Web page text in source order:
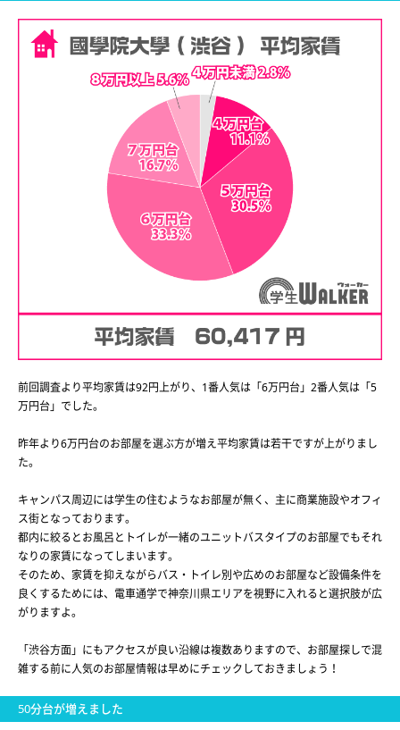
前回調査より平均家賃は92円上がり、1番人気は「6万円台」2番人気は「5
万円台」でした。
昨年より6万円台のお部屋を選ぶ方が増え平均家賃は若干ですが上がりまし
た。
キャンパス周辺には学生の住むようなお部屋が無く、主に商業施設やオフィ
ス街となっております。
都内に絞るとお風呂とトイレが一緒のユニットバスタイプのお部屋でもそれ
なりの家賃になってしまいます。
そのため、家賃を抑えながらバス・トイレ別や広めのお部屋など設備条件を
良くするためには、電車通学で神奈川県エリアを視野に入れると選択肢が広
がりますよ。
「渋谷方面」にもアクセスが良い沿線は複数ありますので、お部屋探しで混
雑する前に人気のお部屋情報は早めにチェックしておきましょう！
50分台が増えました